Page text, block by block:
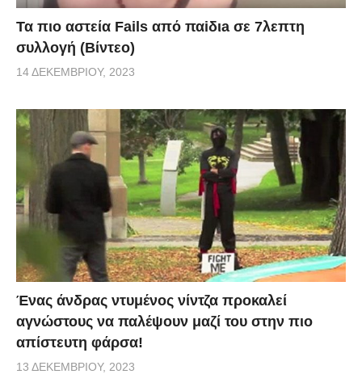
Τα πιο αστεία Fails από παiδιa σε 7λεπτη
συλλογή (Βίντεο)
14 ΔΕΚΕΜΒΡΊΟΥ, 2023
Ένας άνδρας ντυμένος νίντζα προκαλεί
αγνώστους να παλέψουν μαζί του στην πιο
απίστευτη φάρσα!
13 ΔΕΚΕΜΒΡΊΟΥ, 2023